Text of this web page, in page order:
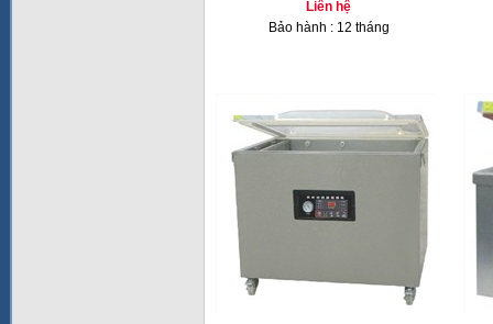
Liên hệ
Bảo hành : 12 tháng